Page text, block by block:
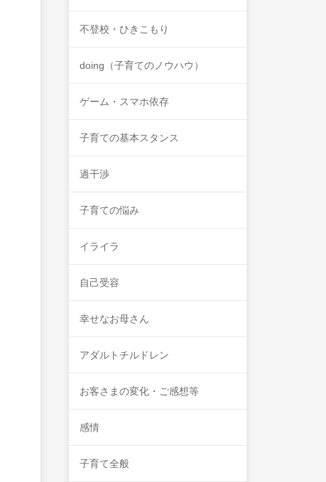
不登校・ひきこもり
doing（子育てのノウハウ）
ゲーム・スマホ依存
子育ての基本スタンス
過干渉
子育ての悩み
イライラ
自己受容
幸せなお母さん
アダルトチルドレン
お客さまの変化・ご感想等
感情
子育て全般